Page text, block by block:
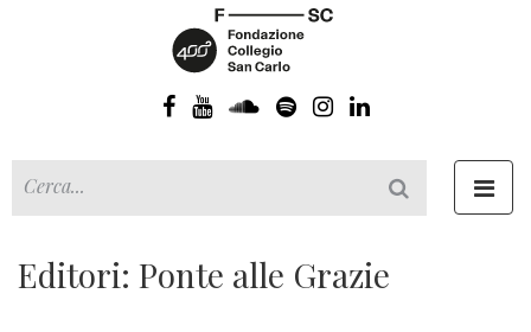
Editori: Ponte alle Grazie